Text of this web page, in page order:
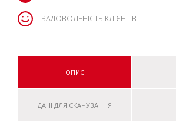
ЗАДОВОЛЕНІСТЬ КЛІЄНТІВ
ОПИС
ДАНІ ДЛЯ СКАЧУВАННЯ